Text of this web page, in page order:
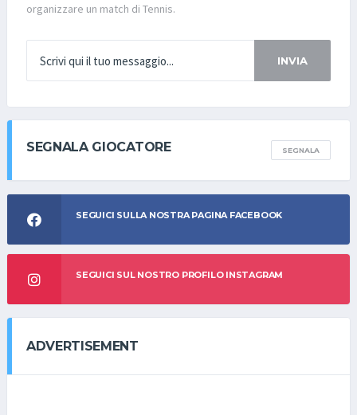
organizzare un match di Tennis.
INVIA
SEGNALA GIOCATORE SEGNALA
SEGUICI SULLA NOSTRA PAGINA FACEBOOK
SEGUICI SUL NOSTRO PROFILO INSTAGRAM
ADVERTISEMENT